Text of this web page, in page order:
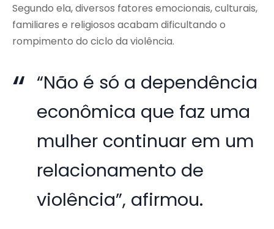
Segundo ela, diversos fatores emocionais, culturais,
familiares e religiosos acabam dificultando o
rompimento do ciclo da violência.
“Não é só a dependência
econômica que faz uma
mulher continuar em um
relacionamento de
violência”, afirmou.